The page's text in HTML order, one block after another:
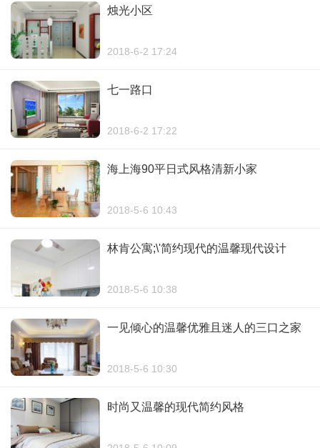
烛光小区
2018-6-2 17:24
七一路口
2018-6-2 17:22
海上海90平日式风格清新小家
2018-5-6 10:43
林肯公寓;\'简约现代的温馨现代设计
2018-5-6 10:38
一见倾心的温馨优雅且迷人的三口之家
2018-5-6 10:30
时尚又温馨的现代简约风格